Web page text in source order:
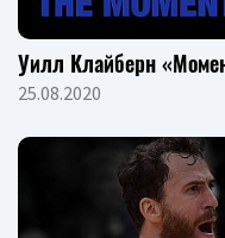
Уилл Клайберн
25.08.2020